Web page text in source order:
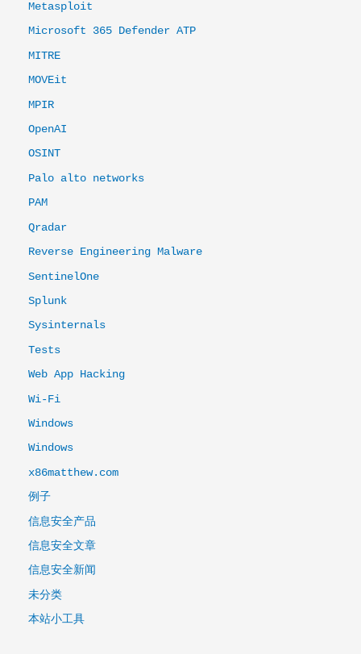
Metasploit
Microsoft 365 Defender ATP
MITRE
MOVEit
MPIR
OpenAI
OSINT
Palo alto networks
PAM
Qradar
Reverse Engineering Malware
SentinelOne
Splunk
Sysinternals
Tests
Web App Hacking
Wi-Fi
Windows
Windows
x86matthew.com
例子
信息安全产品
信息安全文章
信息安全新闻
未分类
本站小工具